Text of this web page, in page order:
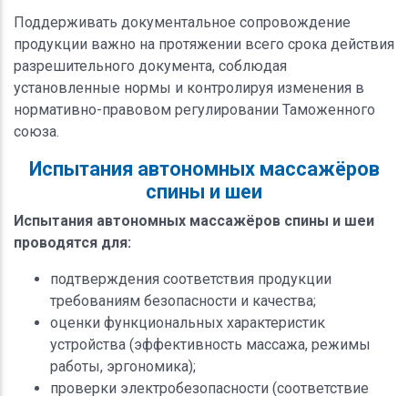
Поддерживать документальное сопровождение
продукции важно на протяжении всего срока действия
разрешительного документа, соблюдая
установленные нормы и контролируя изменения в
нормативно-правовом регулировании Таможенного
союза.
Испытания автономных массажёров
спины и шеи
Испытания автономных массажёров спины и шеи
проводятся для:
подтверждения соответствия продукции
требованиям безопасности и качества;
оценки функциональных характеристик
устройства (эффективность массажа, режимы
работы, эргономика);
проверки электробезопасности (соответствие